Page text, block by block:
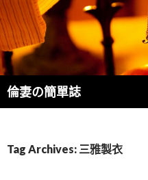
倫妻の簡單誌
Search
Tag Archives: 三雅製衣